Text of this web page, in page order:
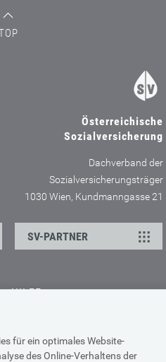
für ein optimales Website-
des Online-Verhaltens der
Österreichische
Sozialversicherung
Dachverband der
Sozialversicherungsträger
1030 Wien, Kundmanngasse 21
SV-PARTNER
HILFE
Browser-Info & Sicherheit
Hilfe zur Suche